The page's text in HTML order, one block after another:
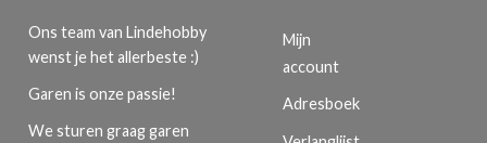
Ons team van Lindehobby
wenst je het allerbeste :)
Garen is onze passie!
We sturen graag garen
Mijn
account
Adresboek